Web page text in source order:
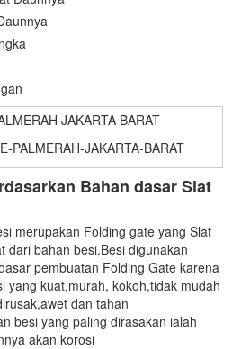
PALMERAH-JAKARTA-BARAT
Bahan dasar Slat
merupakan Folding gate yang Slat
dari bahan besi.Besi digunakan
pembuatan Folding Gate karena
yang kuat,murah, kokoh,tidak mudah
dan tahan
besi yang paling dirasakan ialah
akan korosi